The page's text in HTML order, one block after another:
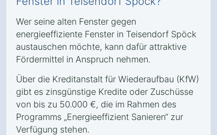
Wer seine alten Fenster gegen
energieeffiziente Fenster in Teisendorf Spöck
austauschen möchte, kann dafür attraktive
Fördermittel in Anspruch nehmen.
Über die Kreditanstalt für Wiederaufbau (KfW)
gibt es zinsgünstige Kredite oder Zuschüsse
von bis zu 50.000 €, die im Rahmen des
Programms „Energieeffizient Sanieren“ zur
Verfügung stehen.